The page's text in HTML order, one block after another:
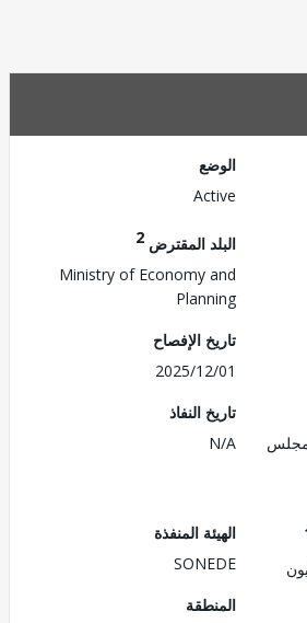
البلد المقترض
Ministry of Economy and
Planning
تاريخ الإفصاح
2025/12/01
تاريخ النفاذ
N/A
الهيئة المنفذة
SONEDE